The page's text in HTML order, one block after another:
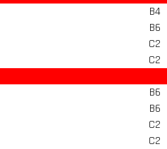
B4
B6
C2
C2
B6
B6
C2
C2